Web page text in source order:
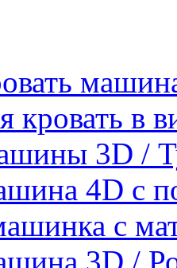
кровать в
3D /
4D с
с